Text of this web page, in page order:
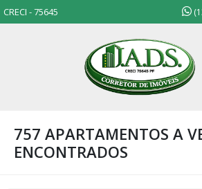
CRECI - 75645
757 APARTAMENTOS A
ENCONTRADOS